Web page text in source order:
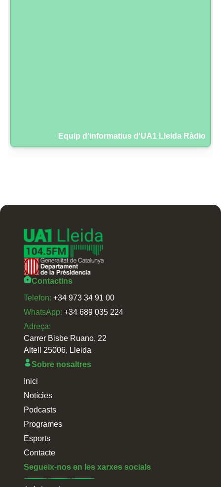
Equip d'informatius d'UA1 Lleida Ràdio
Contactins
Telefon: +34 973 34 91 00
WhatsApp: +34 689 035 224
Adreça:
Carrer Bisbe Ruano, 22
Altell 25006, Lleida
Sobre nosaltres
Inici
Notícies
Podcasts
Programes
Esports
Contacte
Segueix-nos en les xarxes socials